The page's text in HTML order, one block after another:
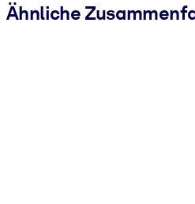
Ähnliche